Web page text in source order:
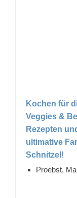
Kochen für
Veggies &
Rezepten
ultimative
Schnitzel!
Proebst,